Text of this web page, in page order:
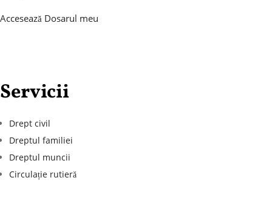
Accesează Dosarul meu
Servicii
Drept civil
Dreptul familiei
Dreptul muncii
Circulație rutieră